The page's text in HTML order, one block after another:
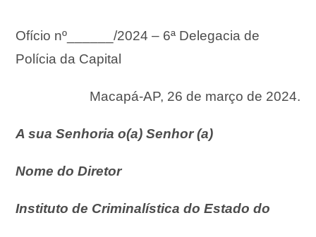
Ofício nº______/2024 – 6ª Delegacia de
Polícia da Capital
Macapá-AP, 26 de março de 2024.
A sua Senhoria o(a) Senhor (a)
Nome do Diretor
Instituto de Criminalística do Estado do